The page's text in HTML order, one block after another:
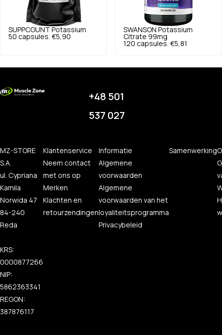
SUPPCOUNT Potassium
50 capsules. €5,90
SWANSON Potassium
Citrate 99mg
120 capsules. €5,81
+48 501
537 027
MZ-STORE
S.A.
ul. Cypriana
Kamila
Norwida 47
84-240
Reda
KRS:
0000877266
NIP:
5862363341
REGON:
387876117
Klantenservice
Neem contact
met ons op
Merken
Klachten en
retourzendingen
Informatie
Algemene
voorwaarden
Algemene
voorwaarden van het
loyaliteitsprogramma
Privacybeleid
Samenwerking